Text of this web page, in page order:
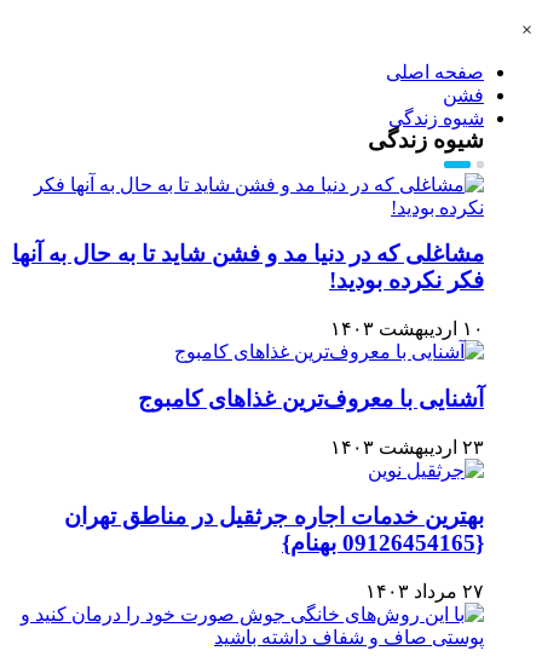
×
صفحه اصلی
فشن
شیوه زندگی
شیوه زندگی
مشاغلی که در دنیا مد و فشن شاید تا به حال به آنها
فکر نکرده بودید!
۱۰ اردیبهشت ۱۴۰۳
آشنایی با معروف‌ترین غذاهای کامبوج
۲۳ اردیبهشت ۱۴۰۳
بهترین خدمات اجاره جرثقیل در مناطق تهران
{09126454165 بهنام}
۲۷ مرداد ۱۴۰۳